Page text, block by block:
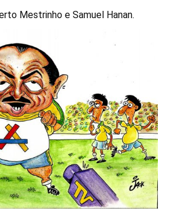
Mestrinho e Samuel Hanan.